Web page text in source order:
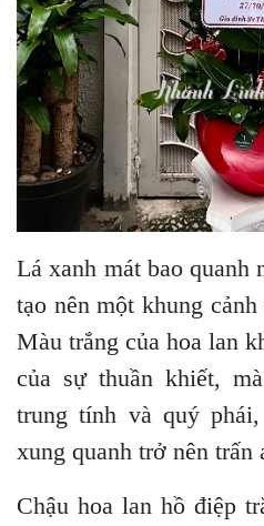
Lá xanh mát bao quanh
tạo nên một khung
Màu trắng của hoa lan
của sự thuần khiết,
trung tính và quý
xung quanh trở nên trấn
Chậu hoa lan hồ điệp